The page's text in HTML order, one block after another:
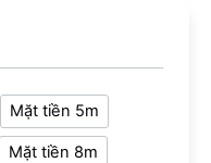
Mặt tiền 5m
Mặt tiền 8m